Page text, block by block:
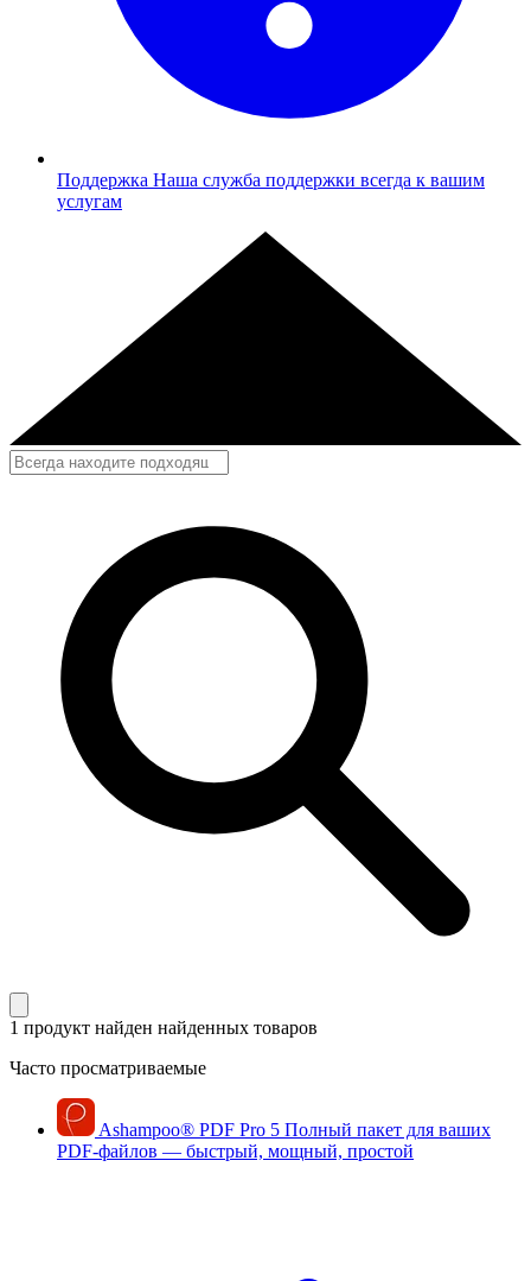
Поддержка Наша служба поддержки всегда к вашим
услугам
1 продукт найден найденных товаров
Часто просматриваемые
Ashampoo® PDF Pro 5 Полный пакет для ваших
PDF-файлов — быстрый, мощный, простой